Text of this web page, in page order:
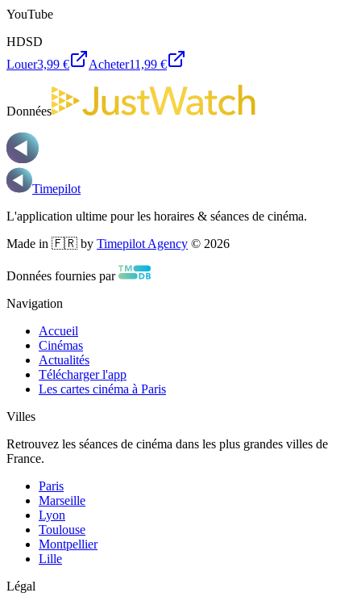
YouTube
HDSD
Louer3,99 € Acheter11,99 €
Données
Timepilot
L'application ultime pour les horaires & séances de cinéma.
Made in 🇫🇷 by Timepilot Agency © 2026
Données fournies par
Navigation
Accueil
Cinémas
Actualités
Télécharger l'app
Les cartes cinéma à Paris
Villes
Retrouvez les séances de cinéma dans les plus grandes villes de
France.
Paris
Marseille
Lyon
Toulouse
Montpellier
Lille
Légal